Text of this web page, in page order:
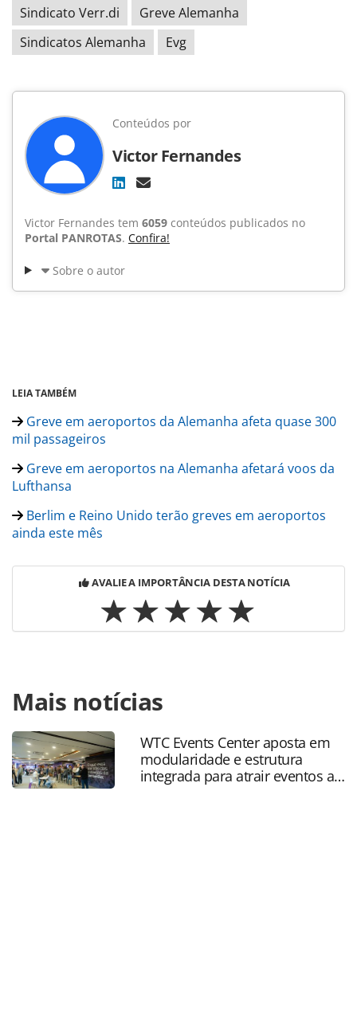
Sindicato Verr.di
Greve Alemanha
Sindicatos Alemanha
Evg
Conteúdos por
Victor Fernandes
Victor Fernandes tem 6059 conteúdos publicados no
Portal PANROTAS. Confira!
Sobre o autor
LEIA TAMBÉM
Greve em aeroportos da Alemanha afeta quase 300
mil passageiros
Greve em aeroportos na Alemanha afetará voos da
Lufthansa
Berlim e Reino Unido terão greves em aeroportos
ainda este mês
AVALIE A IMPORTÂNCIA DESTA NOTÍCIA
https://www.panrotas.com.br/aviacao/aeroportos/2023/
alemaes-convocam-ampla-greve-dos-
transportes_195567.html ou as ferramentas oferecidas na
página. Todo o conteúdo produzido pela PANROTAS
Editora é protegido pela legislação brasileira sobre direito
autoral. Não reproduza o conteúdo sem autorização da
Mais notícias
WTC Events Center aposta em
modularidade e estrutura
integrada para atrair eventos a